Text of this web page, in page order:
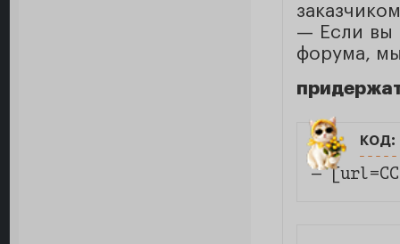
— Если вы
форума,
код:
—